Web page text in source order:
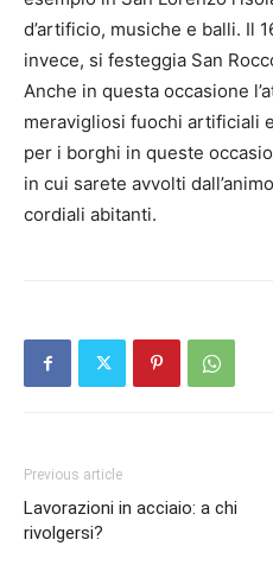
d’artificio, musiche e balli. Il
invece, si festeggia San
Anche in questa occasione
meravigliosi fuochi artificiali
per i borghi in queste
in cui sarete avvolti
cordiali abitanti.
Previous article
Lavorazioni in acciaio: a chi
rivolgersi?